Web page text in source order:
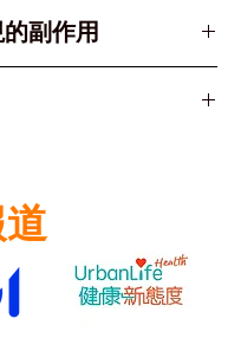
口服藥物時使用
分鐘以防排出
前，可以先在其肛門
幫助潤滑，然後將塞
一端先塞入。
副作用
適
整
無法觸及處